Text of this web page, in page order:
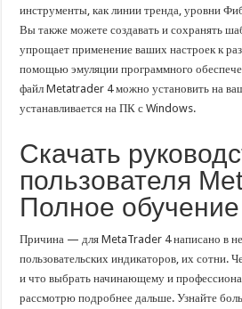
инструменты, как линии тренда, уровни
Вы также можете создавать и сохранять
упрощает применение ваших настроек к
помощью эмуляции программного
файл Metatrader 4 можно установить на
устанавливается на ПК с Windows.
Скачать
пользователя
Полное
Причина — для MetaTrader 4 написано в
пользовательских индикаторов, их
и что выбрать начинающему и
рассмотрю подробнее дальше. Узнайте